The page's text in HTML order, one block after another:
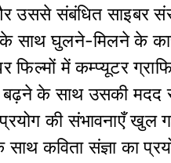
उससे संबंधित साइबर
साथ घुलने-मिलने के
में कम्प्यूटर
बढ़ने के साथ उसकी
की संभावनाएँ खुल
साथ कविता संज्ञा का